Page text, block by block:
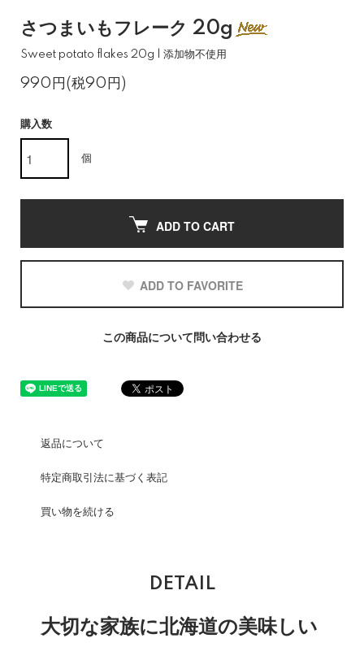
さつまいもフレーク 20g
Sweet potato flakes 20g | 添加物不使用
990円(税90円)
購入数
個
ADD TO CART
ADD TO FAVORITE
この商品について問い合わせる
返品について
特定商取引法に基づく表記
買い物を続ける
DETAIL
大切な家族に北海道の美味しい